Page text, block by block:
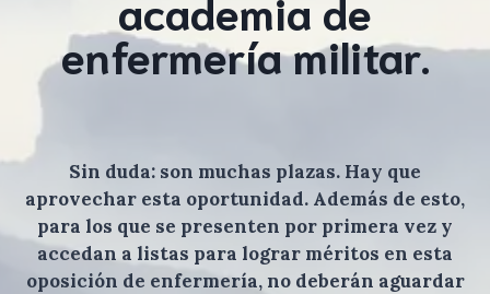
enfermería militar.
Sin duda: son muchas plazas. Hay que
aprovechar esta oportunidad. Además de esto,
para los que se presenten por primera vez y
accedan a listas para lograr méritos en esta
oposición de enfermería, no deberán aguardar